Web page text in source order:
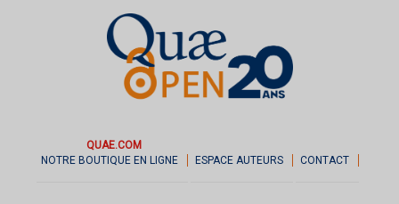
QUAE.COM
NOTRE BOUTIQUE EN LIGNE
ESPACE AUTEURS CONTACT